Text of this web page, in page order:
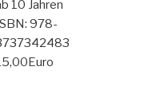
10 Jahren
978-